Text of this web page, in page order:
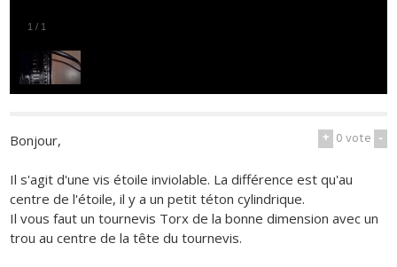
1 / 1
+ 0vote -
Bonjour,
Il s'agit d'une vis étoile inviolable. La différence est qu'au
centre de l'étoile, il y a un petit téton cylindrique.
Il vous faut un tournevis Torx de la bonne dimension avec un
trou au centre de la tête du tournevis.